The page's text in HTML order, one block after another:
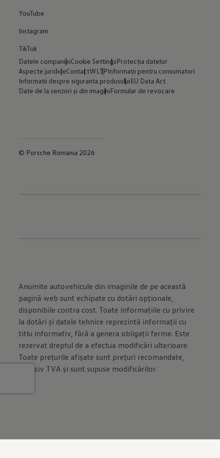
YouTube
Instagram
TikTok
Datele companieiCookie SettingsProtecția datelor
Aspecte juridiceContactWLTPInformații pentru consumatori
Informatii despre siguranta produsuluiEU Data Act
Date de la senzori și din imaginiFormular de revocare
© Porsche Romania 2026
Anumite autovehicule din imaginile de pe această
pagină web sunt echipate cu dotări opţionale,
disponibile contra cost. Toate informaţiile cu privire
la dotări şi datele tehnice reprezintă informaţii cu
titlu informativ, fără a genera obligaţii ferme. Este
rezervat dreptul de a efectua modificări ulterioare.
Toate preţurile afişate sunt preţuri recomandate,
inclusiv TVA şi sunt supuse modificărilor.